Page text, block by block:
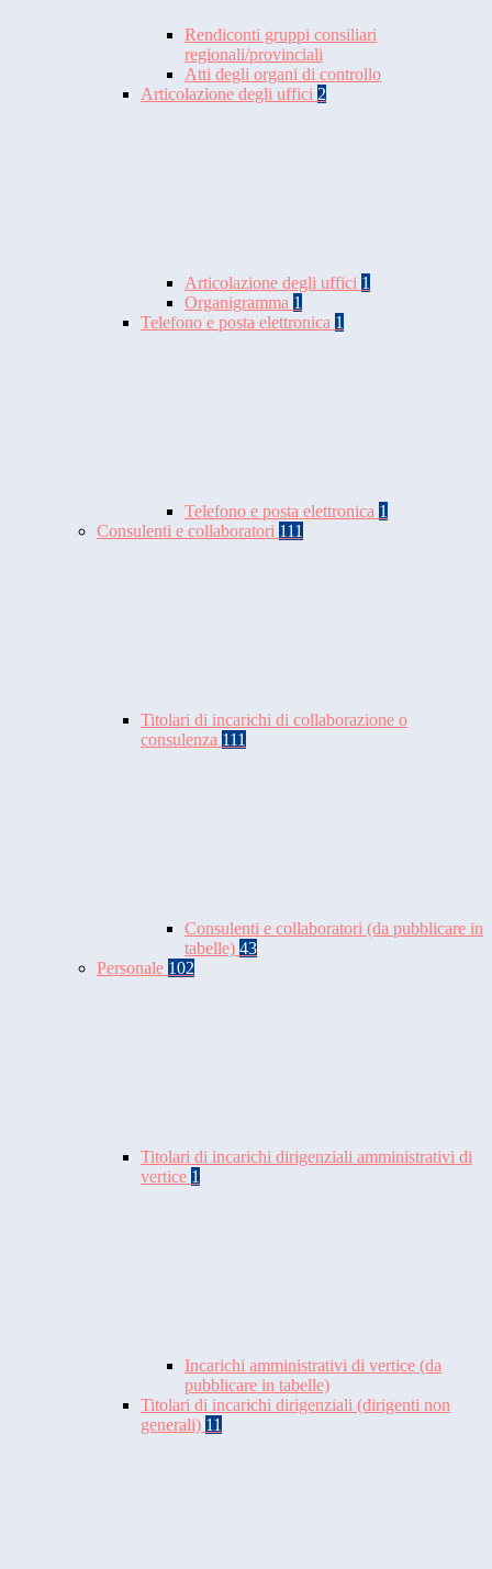
Rendiconti gruppi consiliari
regionali/provinciali
Atti degli organi di controllo
Articolazione degli uffici 2
Articolazione degli uffici 1
Organigramma 1
Telefono e posta elettronica 1
Telefono e posta elettronica 1
Consulenti e collaboratori 111
Titolari di incarichi di collaborazione o
consulenza 111
Consulenti e collaboratori (da pubblicare in
tabelle) 43
Personale 102
Titolari di incarichi dirigenziali amministrativi di
vertice 1
Incarichi amministrativi di vertice (da
pubblicare in tabelle)
Titolari di incarichi dirigenziali (dirigenti non
generali) 11